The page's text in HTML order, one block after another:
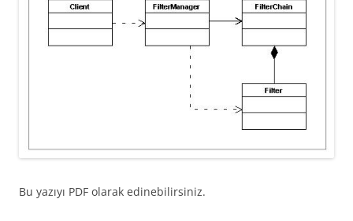
Bu yazıyı PDF olarak edinebilirsiniz.